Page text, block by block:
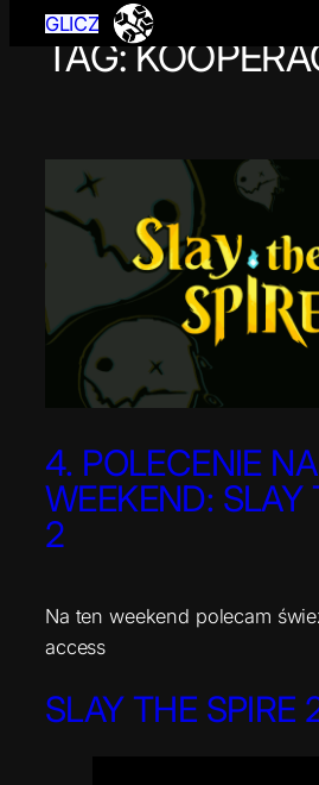
Przejdź
GLICZ
TAG:
4. POLECENIE NA
WEEKEND: SLAY
2
Na ten weekend polecam
access
SLAY THE SPIRE